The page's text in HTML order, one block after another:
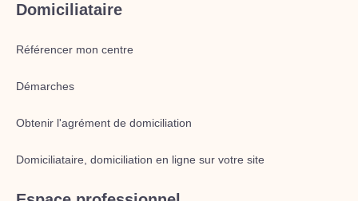
Domiciliataire
Référencer mon centre
Démarches
Obtenir l'agrément de domiciliation
Domiciliataire, domiciliation en ligne sur votre site